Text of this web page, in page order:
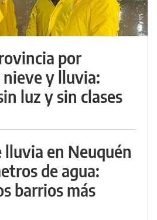
por
y lluvia:
luz y sin clases
lluvia en Neuquén
de agua:
barrios más